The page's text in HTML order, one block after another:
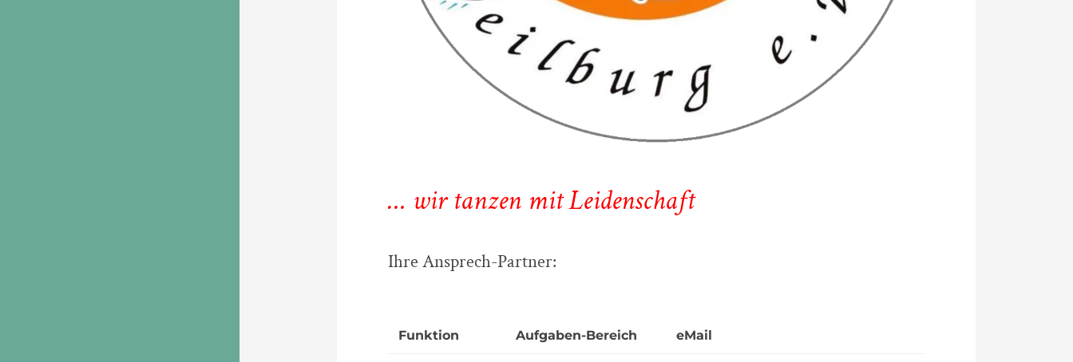
… wir tanzen mit Leidenschaft
Ihre Ansprech-Partner:
Funktion Aufgaben-Bereich eMail